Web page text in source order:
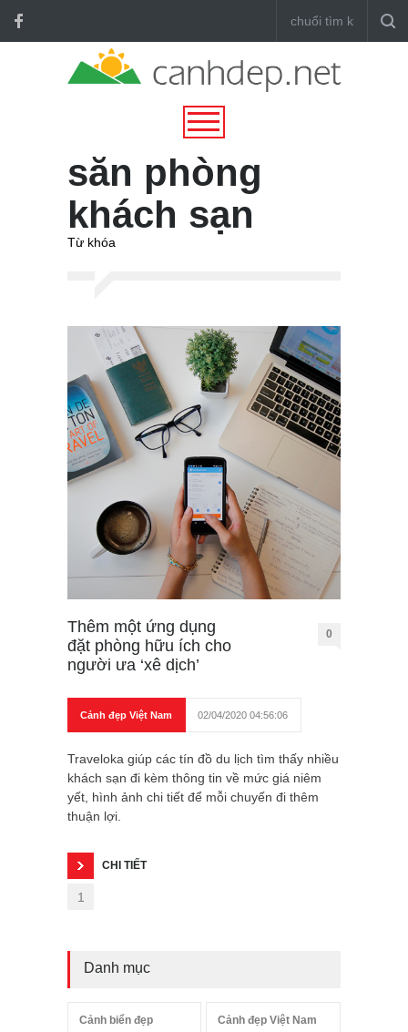
săn phòng
khách sạn
Từ khóa
Thêm một ứng dụng
đặt phòng hữu ích cho
người ưa ‘xê dịch’
0
Cảnh đẹp Việt Nam 02/04/2020 04:56:06
Traveloka giúp các tín đồ du lịch tìm thấy nhiều
khách sạn đi kèm thông tin về mức giá niêm
yết, hình ảnh chi tiết để mỗi chuyến đi thêm
thuận lợi.
CHI TIẾT
1
Danh mục
Cảnh biển đẹp Cảnh đẹp Việt Nam